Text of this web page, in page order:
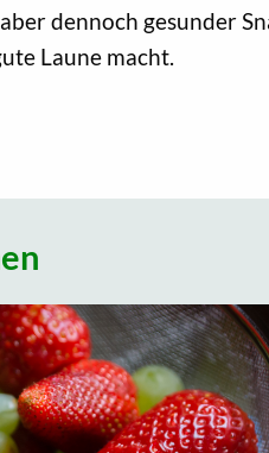
dennoch gesunder
Laune macht.